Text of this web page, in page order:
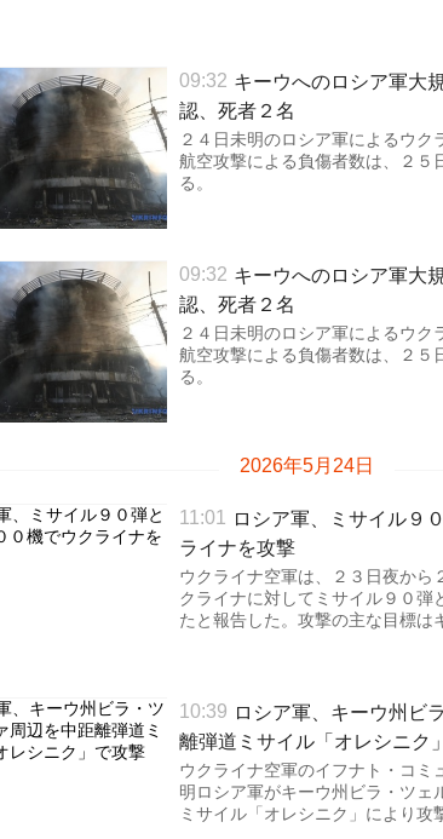
09:32 キーウへのロシア軍
認、死者２名
２４日未明のロシア軍によるウ
航空攻撃による負傷者数は、２５
る。
09:32 キーウへのロシア軍
認、死者２名
２４日未明のロシア軍によるウ
航空攻撃による負傷者数は、２５
る。
2026年5月24日
11:01
ロシア軍、ミサイル９
ライナを攻撃
ウクライナ空軍は、２３日夜から
クライナに対してミサイル９０弾
たと報告した。攻撃の主な目標は
10:39 ロシア軍、キーウ州ビ
離弾道ミサイル「オレシニク
ウクライナ空軍のイフナト・コミ
明ロシア軍がキーウ州ビラ・ツェ
ミサイル「オレシニク」により攻